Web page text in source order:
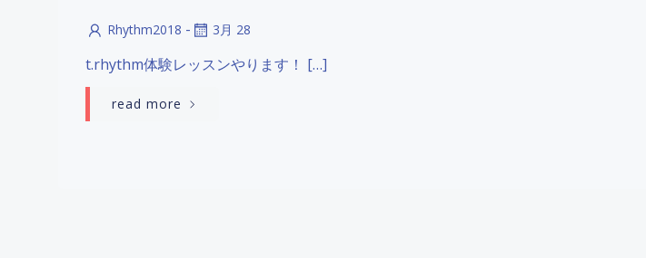
Rhythm2018 - 3月 28
t.rhythm体験レッスンやります！ […]
read more